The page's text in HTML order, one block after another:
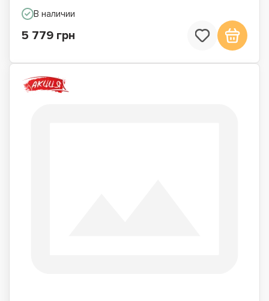
В наличии
5 779 грн